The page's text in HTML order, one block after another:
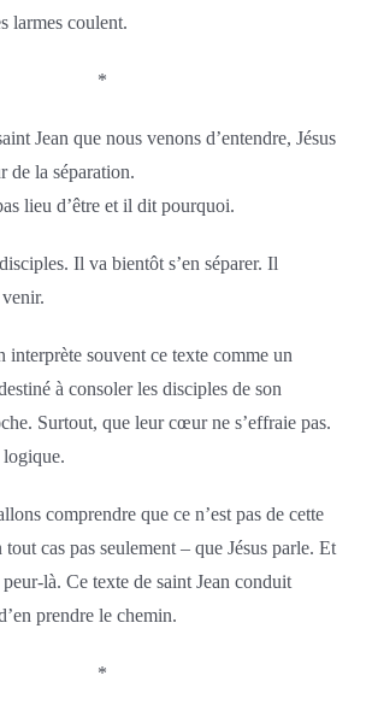
larmes coulent.
*
Jean que nous venons d’entendre, Jésus
de la séparation.
lieu d’être et il dit pourquoi.
Il va bientôt s’en séparer. Il
interprète souvent ce texte comme un
à consoler les disciples de son
Surtout, que leur cœur ne s’effraie pas.
logique.
comprendre que ce n’est pas de cette
cas pas seulement – que Jésus parle. Et
là. Ce texte de saint Jean conduit
prendre le chemin.
*